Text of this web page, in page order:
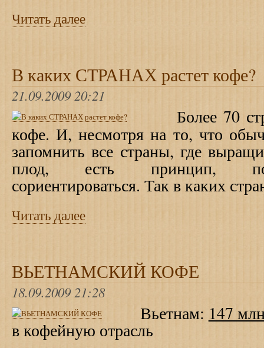
Читать далее
В каких СТРАНАХ растет кофе?
21.09.2009 20:21
Более 70
кофе. И, несмотря на то, что
запомнить все страны, где
плод, есть принцип,
сориентироваться. Так в каких
Читать далее
ВЬЕТНАМСКИЙ КОФЕ
18.09.2009 21:28
Вьетнам: 147
в кофейную отрасль